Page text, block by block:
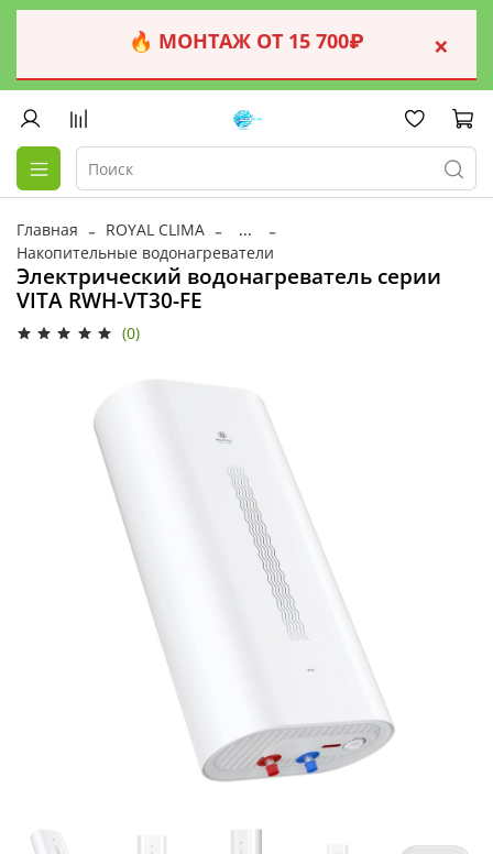
🔥 МОНТАЖ ОТ 15 700₽ ×
Главная ROYAL CLIMA
...
Накопительные водонагреватели
Электрический водонагреватель серии
VITA RWH-VT30-FE
(0)